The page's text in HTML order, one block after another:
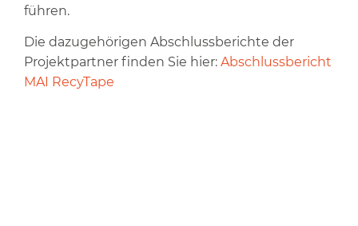
führen.
Die dazugehörigen Abschlussberichte der
Projektpartner finden Sie hier: Abschlussbericht
MAI RecyTape